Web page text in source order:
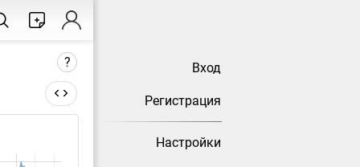
Вход
Регистрация
Настройки
?